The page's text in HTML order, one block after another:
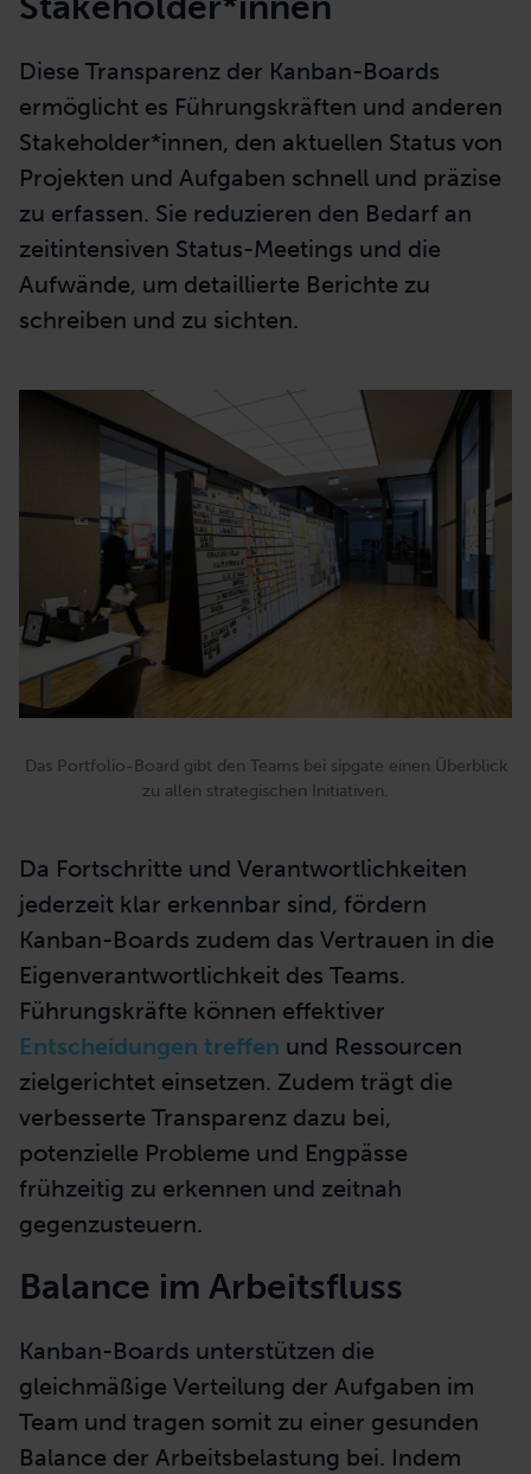
Diese Transparenz der Kanban-Boards
ermöglicht es Führungskräften und anderen
Stakeholder*innen, den aktuellen Status von
Projekten und Aufgaben schnell und präzise
zu erfassen. Sie reduzieren den Bedarf an
zeitintensiven Status-Meetings und die
Aufwände, um detaillierte Berichte zu
schreiben und zu sichten.
Das Portfolio-Board gibt den Teams bei sipgate einen Überblick
zu allen strategischen Initiativen.
Da Fortschritte und Verantwortlichkeiten
jederzeit klar erkennbar sind, fördern
Kanban-Boards zudem das Vertrauen in die
Eigenverantwortlichkeit des Teams.
Führungskräfte können effektiver
Entscheidungen treffen und Ressourcen
zielgerichtet einsetzen. Zudem trägt die
verbesserte Transparenz dazu bei,
potenzielle Probleme und Engpässe
frühzeitig zu erkennen und zeitnah
gegenzusteuern.
Balance im Arbeitsfluss
Kanban-Boards unterstützen die
gleichmäßige Verteilung der Aufgaben im
Team und tragen somit zu einer gesunden
Balance der Arbeitsbelastung bei. Indem